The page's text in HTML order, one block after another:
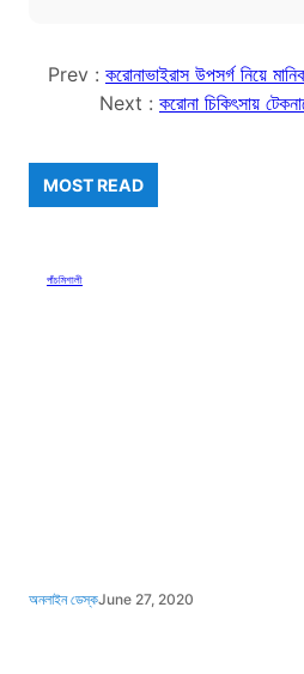
Prev : করোনাভাইরাস উপসর্গ নিয়ে
Next : করোনা চিকিৎসায়
MOST READ
পাঁচমিশালী
অনলাইন ডেস্কJune 27, 2020